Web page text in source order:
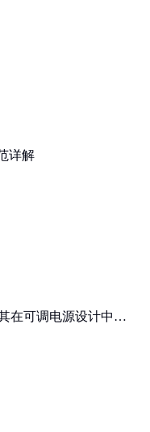
详解
在可调电源设计中的